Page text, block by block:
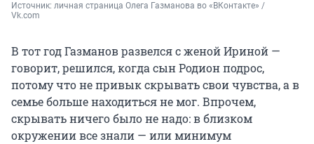
Источник: личная страница Олега Газманова во «ВКонтакте» /
Vk.com
В тот год Газманов развелся с женой Ириной —
говорит, решился, когда сын Родион подрос,
потому что не привык скрывать свои чувства, а в
семье больше находиться не мог. Впрочем,
скрывать ничего было не надо: в близком
окружении все знали — или минимум